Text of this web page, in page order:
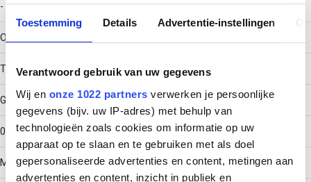
Toestemming Details Advertentie-instellingen
Verantwoord gebruik van uw gegevens
Wij en onze 1022 partners verwerken je persoonlijke
gegevens (bijv. uw IP-adres) met behulp van
technologieën zoals cookies om informatie op uw
apparaat op te slaan en te gebruiken met als doel
gepersonaliseerde advertenties en content, metingen aan
advertenties en content, inzicht in publiek en
-
Oppervlaktebescherming
Thermisch verzinkt (Hot-dip)
Gewicht
0.49192
Materiaaldikte